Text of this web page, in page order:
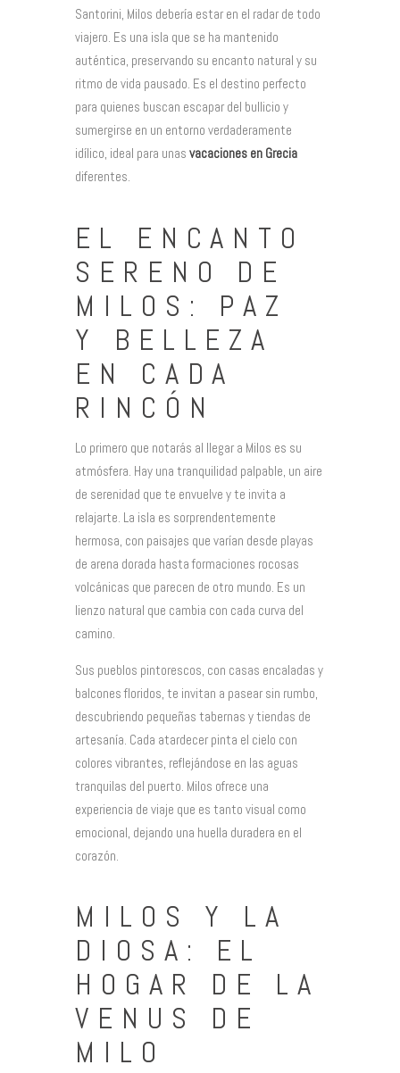
Santorini, Milos debería estar en el radar de todo
viajero. Es una isla que se ha mantenido
auténtica, preservando su encanto natural y su
ritmo de vida pausado. Es el destino perfecto
para quienes buscan escapar del bullicio y
sumergirse en un entorno verdaderamente
idílico, ideal para unas vacaciones en Grecia
diferentes.
EL ENCANTO
SERENO DE
MILOS: PAZ
Y BELLEZA
EN CADA
RINCÓN
Lo primero que notarás al llegar a Milos es su
atmósfera. Hay una tranquilidad palpable, un aire
de serenidad que te envuelve y te invita a
relajarte. La isla es sorprendentemente
hermosa, con paisajes que varían desde playas
de arena dorada hasta formaciones rocosas
volcánicas que parecen de otro mundo. Es un
lienzo natural que cambia con cada curva del
camino.
Sus pueblos pintorescos, con casas encaladas y
balcones floridos, te invitan a pasear sin rumbo,
descubriendo pequeñas tabernas y tiendas de
artesanía. Cada atardecer pinta el cielo con
colores vibrantes, reflejándose en las aguas
tranquilas del puerto. Milos ofrece una
experiencia de viaje que es tanto visual como
emocional, dejando una huella duradera en el
corazón.
MILOS Y LA
DIOSA: EL
HOGAR DE LA
VENUS DE
MILO